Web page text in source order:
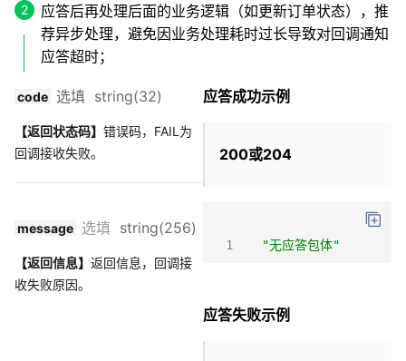
应答后再处理后面的业务逻辑（如更新订单状态），推
荐异步处理，避免因业务处理耗时过长导致对回调通知
应答超时；
code 选填 string(32)
【返回状态码】 错误码，FAIL为
回调接收失败。
message 选填 string(256)
【返回信息】 返回信息，回调接
收失败原因。
应答成功示例
200或204
1 "无应答包体"
应答失败示例